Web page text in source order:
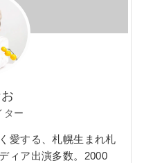
ター
愛する、札幌生まれ札
ィア出演多数。2000